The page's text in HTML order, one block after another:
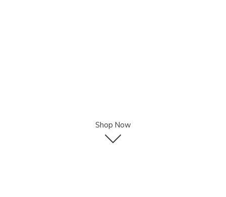
Shop Now